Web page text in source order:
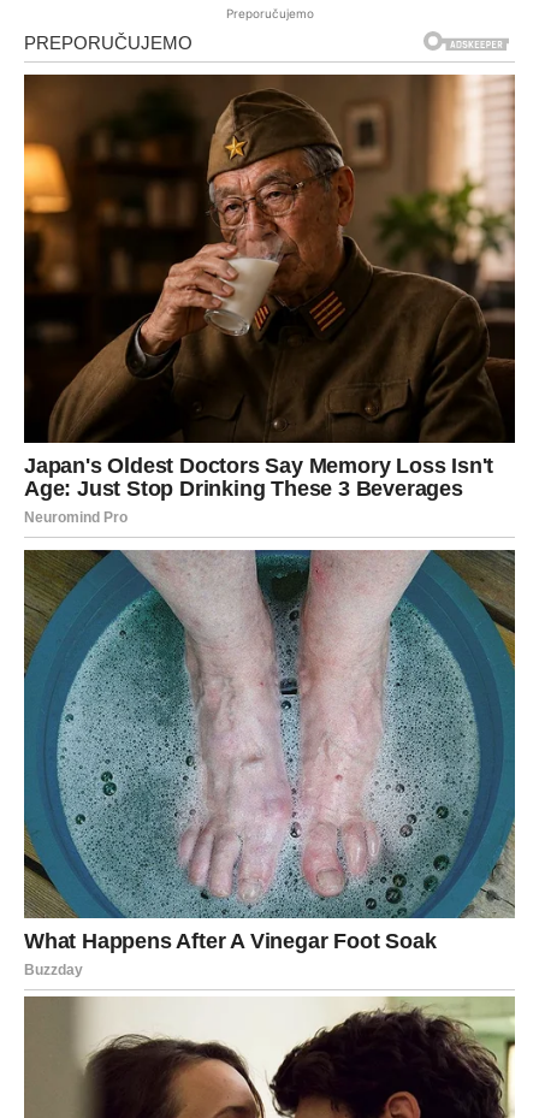
Preporučujemo